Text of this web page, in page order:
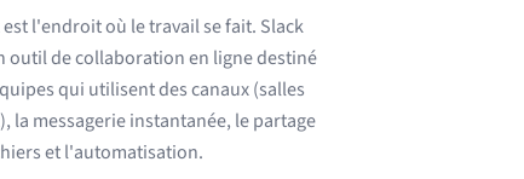
est l'endroit où le travail se fait. Slack
outil de collaboration en ligne destiné
qui utilisent des canaux (salles
la messagerie instantanée, le partage
et l'automatisation.